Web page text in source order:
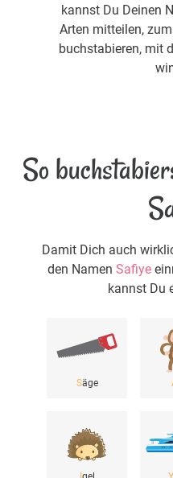
kannst Du Deinen
Arten mitteilen,
buchstabieren, mit
So
Damit Dich auch
den Namen Safiye
kannst Du
Säge